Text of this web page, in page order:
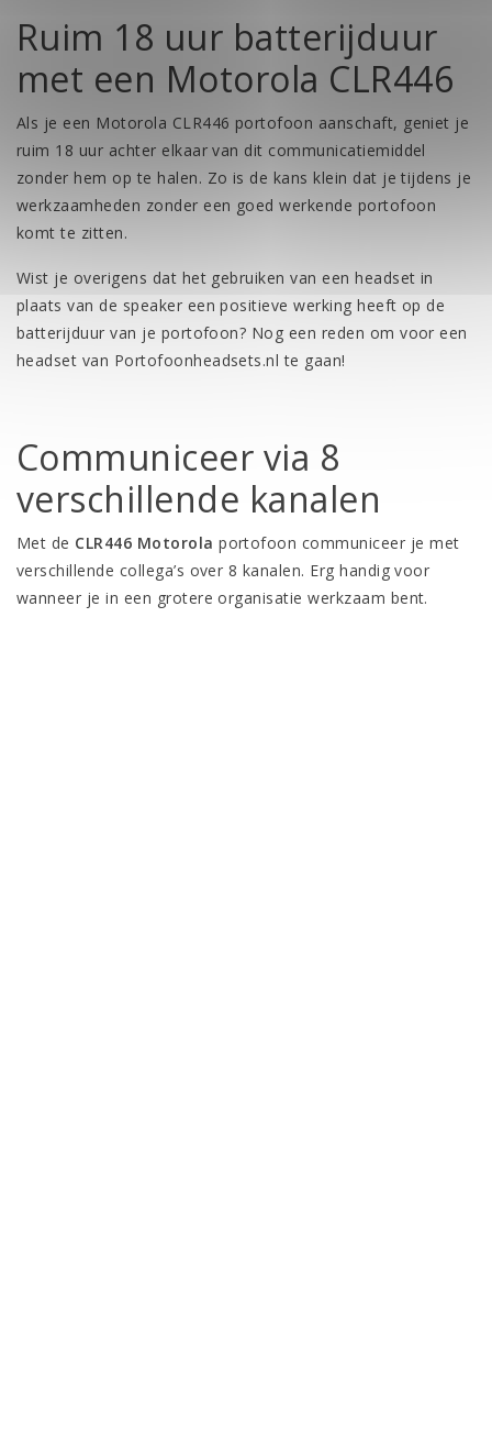
Ruim 18 uur batterijduur
met een Motorola CLR446
Als je een Motorola CLR446 portofoon aanschaft, geniet je
ruim 18 uur achter elkaar van dit communicatiemiddel
zonder hem op te halen. Zo is de kans klein dat je tijdens je
werkzaamheden zonder een goed werkende portofoon
komt te zitten.
Wist je overigens dat het gebruiken van een headset in
plaats van de speaker een positieve werking heeft op de
batterijduur van je portofoon? Nog een reden om voor een
headset van Portofoonheadsets.nl te gaan!
Communiceer via 8
verschillende kanalen
Met de CLR446 Motorola portofoon communiceer je met
verschillende collega’s over 8 kanalen. Erg handig voor
wanneer je in een grotere organisatie werkzaam bent.